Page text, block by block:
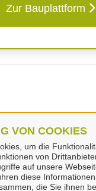
VON COOKIES
um die
von
auf unsere
diese
die Sie ihnen
Zur Bauplattform